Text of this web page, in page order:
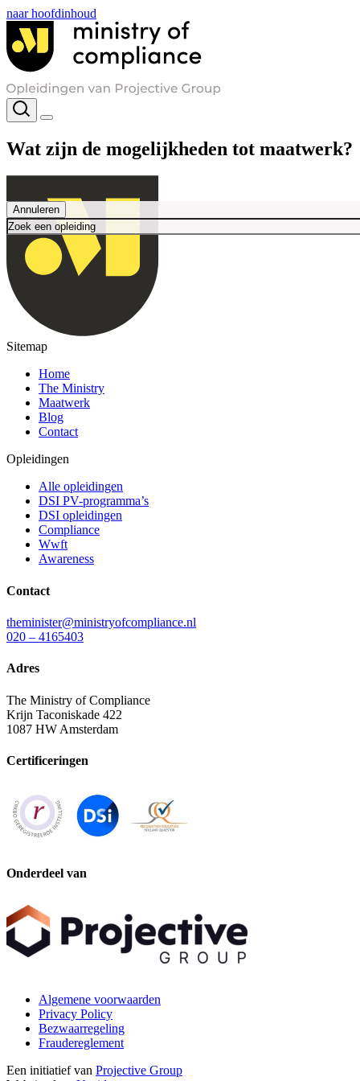
naar hoofdinhoud
Annuleren
Wat zijn de mogelijkheden tot maatwerk?
Sitemap
Home
The Ministry
Maatwerk
Blog
Contact
Opleidingen
Alle opleidingen
DSI PV-programma’s
DSI opleidingen
Compliance
Wwft
Awareness
Contact
theminister@ministryofcompliance.nl
020 – 4165403
Adres
The Ministry of Compliance
Krijn Taconiskade 422
1087 HW Amsterdam
Certificeringen
Onderdeel van
Algemene voorwaarden
Privacy Policy
Bezwaarregeling
Fraudereglement
Een initiatief van Projective Group